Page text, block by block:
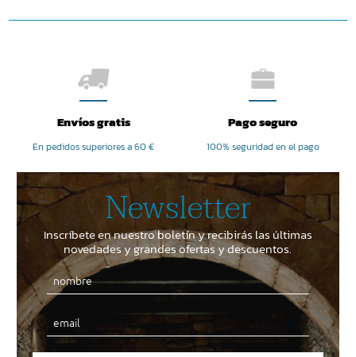
Envíos gratis
En pedidos superiores a 60 €
Pago seguro
100% seguridad en el pago
Newsletter
Inscríbete en nuestro boletín y recibirás las últimas
novedades y grandes ofertas y descuentos.
Email